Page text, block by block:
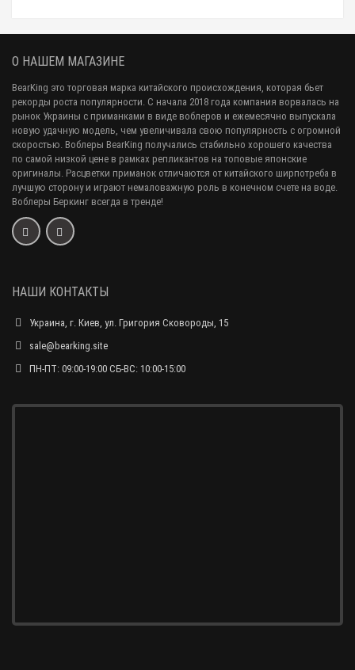
О НАШЕМ МАГАЗИНЕ
BearKing это торговая марка китайского происхождения, которая бьет
рекорды роста популярности. С начала 2018 года компания ворвалась на
рынок Украины с приманками в виде воблеров и ежемесячно выпускала
новую удачную модель, чем увеличивала свою популярность с огромной
скоростью. Воблеры BearKing получались стабильно хорошего качества
по самой низкой цене в рамках репликантов на топовые японские
оригиналы. Расцветки приманок отличаются от китайского ширпотреба в
лучшую сторону и играют немаловажную роль в конечном счете на воде.
Воблеры Беркинг всегда в тренде!
НАШИ КОНТАКТЫ
Украина, г. Киев, ул. Григория Сковороды, 15
sale@bearking.site
ПН-ПТ: 09:00-19:00 СБ-ВС: 10:00-15:00